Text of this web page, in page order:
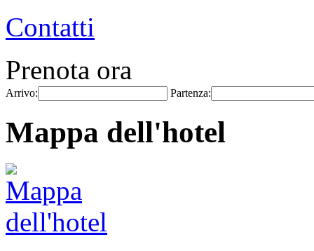
Contatti
Prenota ora
Arrivo: Partenza:
Mappa dell'hotel